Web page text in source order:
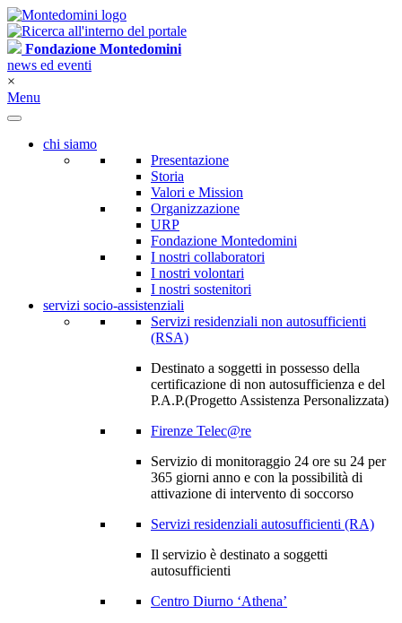
Fondazione Montedomini
news ed eventi
×
Menu
chi siamo
Presentazione
Storia
Valori e Mission
Organizzazione
URP
Fondazione Montedomini
I nostri collaboratori
I nostri volontari
I nostri sostenitori
servizi socio-assistenziali
Servizi residenziali non autosufficienti
(RSA)
Destinato a soggetti in possesso della
certificazione di non autosufficienza e del
P.A.P.(Progetto Assistenza Personalizzata)
Firenze Telec@re
Servizio di monitoraggio 24 ore su 24 per
365 giorni anno e con la possibilità di
attivazione di intervento di soccorso
Servizi residenziali autosufficienti (RA)
Il servizio è destinato a soggetti
autosufficienti
Centro Diurno ‘Athena’